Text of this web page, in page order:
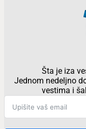
Šta je iza
Jednom nedeljno
vestima i